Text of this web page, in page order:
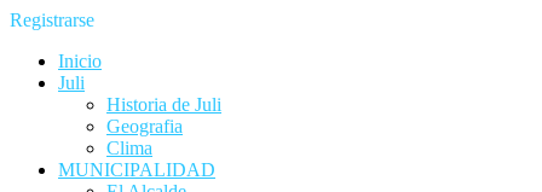
Registrarse
Inicio
Juli
Historia de Juli
Geografia
Clima
MUNICIPALIDAD